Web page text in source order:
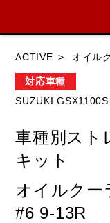
KAWASAKI
HARLEY
ACTIVE オイル
対応車種
SUZUKI
車種別スト
キット
オイルクー
#6 9-13R